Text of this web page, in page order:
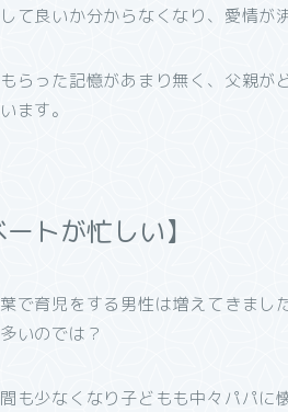
て良いか分からなくなり、愛情が
らった記憶があまり無く、父親が
ます。
トが忙しい】
で育児をする男性は増えてきまし
いのでは？
も少なくなり子どもも中々パパに